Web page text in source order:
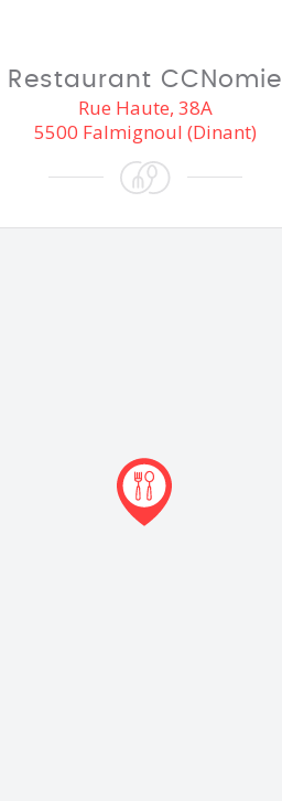
Restaurant CCNomie
Rue Haute, 38A
5500 Falmignoul (Dinant)